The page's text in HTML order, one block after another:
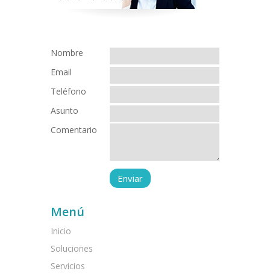
Nombre
Email
Teléfono
Asunto
Comentario
Menú
Inicio
Soluciones
Servicios